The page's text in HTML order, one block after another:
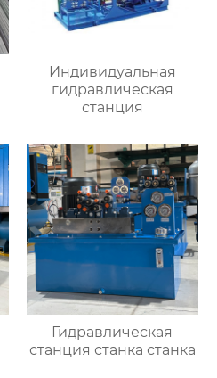
Индивидуальная
гидравлическая
станция
Гидравлическая
станция станка станка